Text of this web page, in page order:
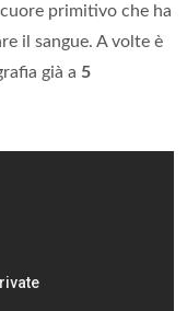
primitivo che ha
il sangue. A volte è
già a 5